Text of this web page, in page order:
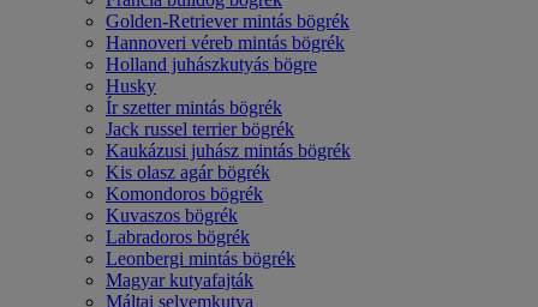
Golden-Retriever mintás bögrék
Hannoveri véreb mintás bögrék
Holland juhászkutyás bögre
Husky
Ír szetter mintás bögrék
Jack russel terrier bögrék
Kaukázusi juhász mintás bögrék
Kis olasz agár bögrék
Komondoros bögrék
Kuvaszos bögrék
Labradoros bögrék
Leonbergi mintás bögrék
Magyar kutyafajták
Máltai selyemkutya